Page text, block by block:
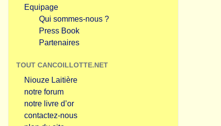
Equipage
Qui sommes-nous ?
Press Book
Partenaires
TOUT CANCOILLOTTE.NET
Niouze Laitière
notre forum
notre livre d’or
contactez-nous